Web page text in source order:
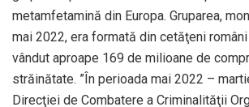
metamfetamină din Europa. Gruparea,
mai 2022, era formată din cetăţeni
vândut aproape 169 de milioane de
străinătate. ”În perioada mai 2022 –
Direcţiei de Combatere a Criminalităţii